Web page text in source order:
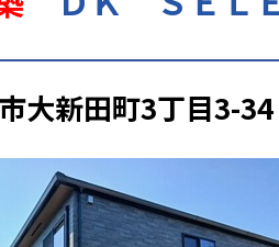
大新田町3丁目3-34